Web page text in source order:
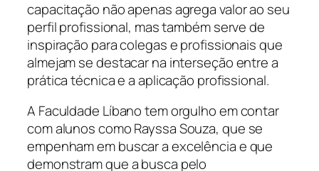
capacitação não apenas agrega valor ao seu
perfil profissional, mas também serve de
inspiração para colegas e profissionais que
almejam se destacar na interseção entre a
prática técnica e a aplicação profissional.
A Faculdade Líbano tem orgulho em contar
com alunos como Rayssa Souza, que se
empenham em buscar a excelência e que
demonstram que a busca pelo